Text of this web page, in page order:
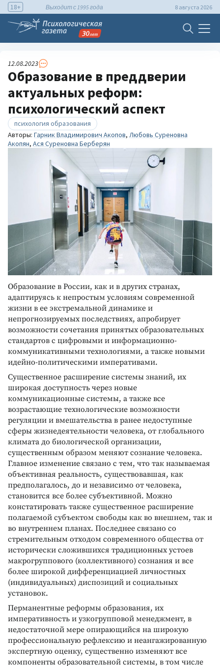
18+ Выходит с 1995 года 8 августа 2026
12.08.2023
Образование в преддверии
актуальных реформ:
психологический аспект
психология образования
Авторы: Гарник Владимирович Акопов, Любовь Суреновна
Акопян, Ася Суреновна Берберян
Образование в России, как и в других странах,
адаптируясь к непростым условиям современной
жизни в ее экстремальной динамике и
непрогнозируемых последствиях, апробирует
возможности сочетания принятых образовательных
стандартов с цифровыми и информационно-
коммуникативными технологиями, а также новыми
идейно-политическими императивами.
Существенное расширение системы знаний, их
широкая доступность через новые
коммуникационные системы, а также все
возрастающие технологические возможности
регуляции и вмешательства в ранее недоступные
сферы жизнедеятельности человека, от глобального
климата до биологической организации,
существенным образом меняют сознание человека.
Главное изменение связано с тем, что так называемая
объективная реальность, существовавшая, как
предполагалось, до и независимо от человека,
становится все более субъективной. Можно
констатировать также существенное расширение
полагаемой субъектом свободы как во внешнем, так и
во внутреннем планах. Последнее связано со
стремительным отходом современного общества от
исторически сложившихся традиционных устоев
макрогруппового (коллективного) сознания и все
более широкой дифференциацией личностных
(индивидуальных) диспозиций и социальных
установок.
Перманентные реформы образования, их
императивность и узкогрупповой менеджмент, в
недостаточной мере опирающийся на широкую
профессиональную рефлексию и неангажированную
экспертную оценку, существенно изменяют все
компоненты образовательной системы, в том числе